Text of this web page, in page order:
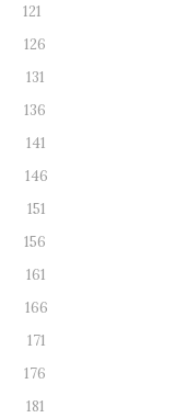
121
126
131
136
141
146
151
156
161
166
171
176
181